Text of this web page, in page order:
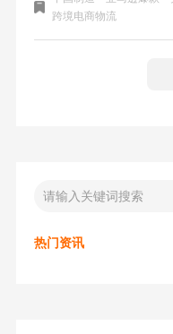
月25日起实施.
跨境电商物流
热门资讯